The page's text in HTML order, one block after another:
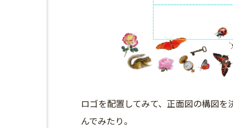
ロゴを配置してみて、正面図の構図
んでみたり。